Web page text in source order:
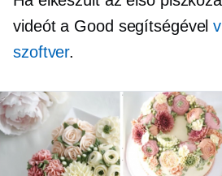
videót a Good segítségével
szoftver.